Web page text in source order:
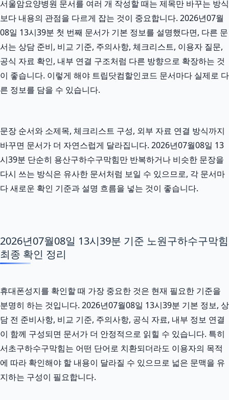
서울암요양병원 문서를 여러 개 작성할 때는 제목만 바꾸는 방식
보다 내용의 관점을 다르게 잡는 것이 중요합니다. 2026년07월
08일 13시39분 첫 번째 문서가 기본 정보를 설명했다면, 다른 문
서는 상담 준비, 비교 기준, 주의사항, 체크리스트, 이용자 질문,
공식 자료 확인, 내부 연결 구조처럼 다른 방향으로 확장하는 것
이 좋습니다. 이렇게 해야 트립닷컴할인코드 문서마다 실제로 다
른 정보를 담을 수 있습니다.
문장 순서와 소제목, 체크리스트 구성, 외부 자료 연결 방식까지
바꾸면 문서가 더 자연스럽게 달라집니다. 2026년07월08일 13
시39분 단순히 용산구하수구막힘만 반복하거나 비슷한 문장을
다시 쓰는 방식은 유사한 문서처럼 보일 수 있으므로, 각 문서마
다 새로운 확인 기준과 설명 흐름을 넣는 것이 좋습니다.
2026년07월08일 13시39분 기준 노원구하수구막힘
최종 확인 정리
휴대폰성지를 확인할 때 가장 중요한 것은 현재 필요한 기준을
분명히 하는 것입니다. 2026년07월08일 13시39분 기본 정보, 상
담 전 준비사항, 비교 기준, 주의사항, 공식 자료, 내부 정보 연결
이 함께 구성되면 문서가 더 안정적으로 읽힐 수 있습니다. 특히
서초구하수구막힘는 어떤 단어로 치환되더라도 이용자의 목적
에 따라 확인해야 할 내용이 달라질 수 있으므로 넓은 문맥을 유
지하는 구성이 필요합니다.